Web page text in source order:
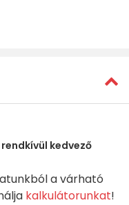
kedvező
a várható
kalkulátorunkat!